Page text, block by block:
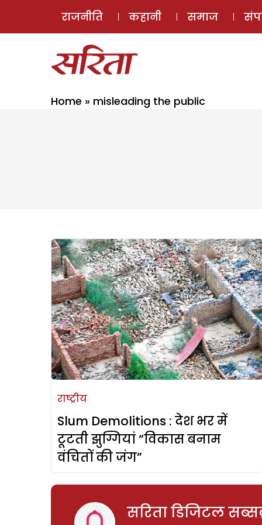
राजनीति कहानी समाज
Home » misleading the public
राष्ट्रीय
Slum Demolitions : देश भर में
टूटती झुग्गियां “विकास बनाम
वंचितों की जंग”
सरिता डिजिटल